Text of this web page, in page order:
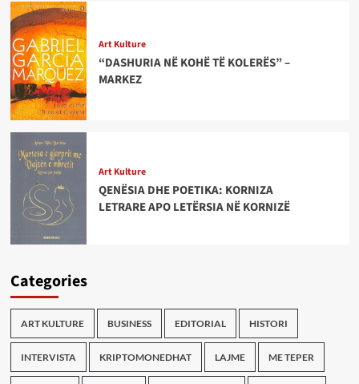
Art Kulture
“DASHURIA NË KOHË TË KOLERËS” –
MARKEZ
Art Kulture
QENËSIA DHE POETIKA: KORNIZA
LETRARE APO LETËRSIA NË KORNIZË
Categories
ART KULTURE BUSINESS EDITORIAL HISTORI
INTERVISTA KRIPTOMONEDHAT LAJME ME TEPER